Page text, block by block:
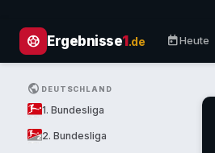
sports_soccer Ergebnisse1.de todayHeute
PUBLIC DEUTSCHLAND
1. Bundesliga
2. Bundesliga